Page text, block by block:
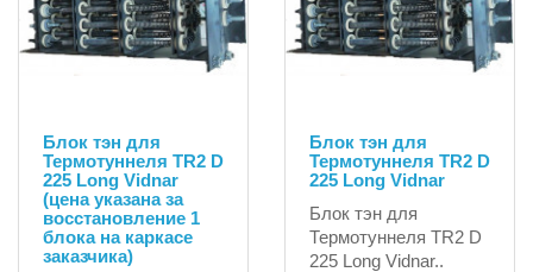
Блок тэн для
Термотуннеля TR2 D
225 Long Vidnar
(цена указана за
восстановление 1
блока на каркасе
заказчика)
Блок тэн для
Термотуннеля TR2 D
225 Long Vidnar
Блок тэн для
Термотуннеля TR2 D
225 Long Vidnar..